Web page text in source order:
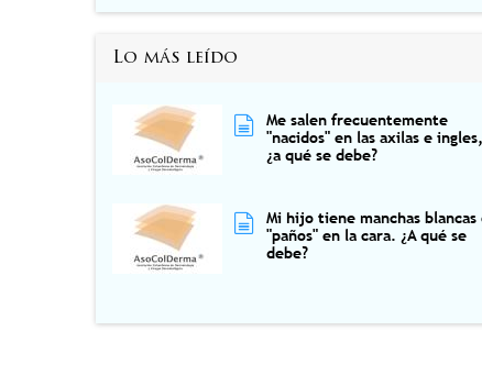
Lo más leído
Me salen frecuentemente
"nacidos" en las axilas e ingles,
¿a qué se debe?
Mi hijo tiene manchas blancas
"paños" en la cara. ¿A qué se
debe?